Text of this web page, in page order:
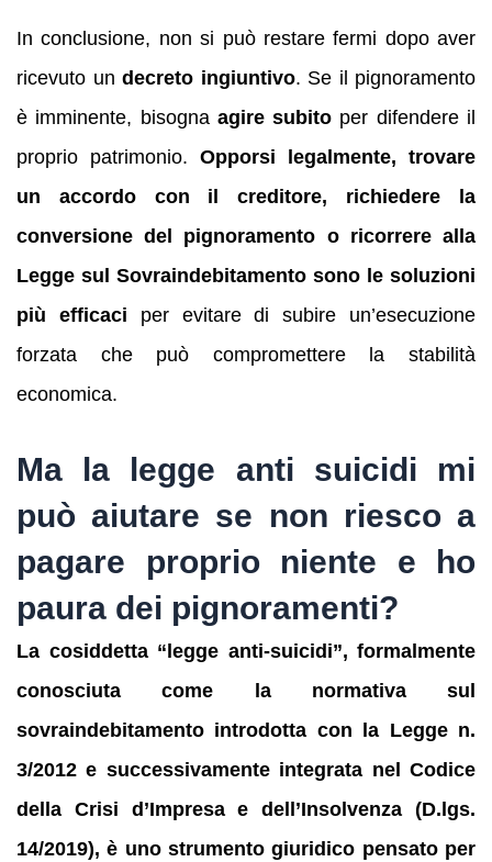
In conclusione, non si può restare fermi dopo aver
ricevuto un decreto ingiuntivo. Se il pignoramento
è imminente, bisogna agire subito per difendere il
proprio patrimonio. Opporsi legalmente, trovare
un accordo con il creditore, richiedere la
conversione del pignoramento o ricorrere alla
Legge sul Sovraindebitamento sono le soluzioni
più efficaci per evitare di subire un’esecuzione
forzata che può compromettere la stabilità
economica.
Ma la legge anti suicidi mi
può aiutare se non riesco a
pagare proprio niente e ho
paura dei pignoramenti?
La cosiddetta “legge anti-suicidi”, formalmente
conosciuta come la normativa sul
sovraindebitamento introdotta con la Legge n.
3/2012 e successivamente integrata nel Codice
della Crisi d’Impresa e dell’Insolvenza (D.lgs.
14/2019), è uno strumento giuridico pensato per